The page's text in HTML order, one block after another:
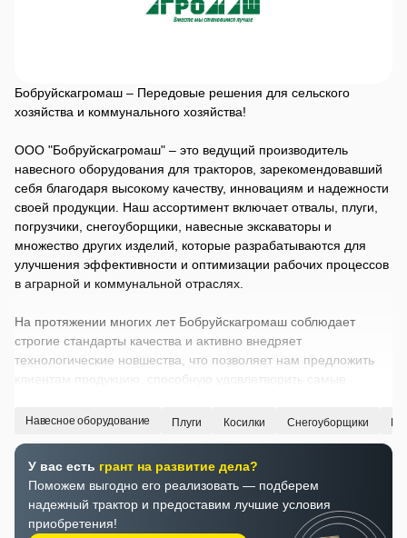
Бобруйскагромаш – Передовые решения для сельского
хозяйства и коммунального хозяйства!
ООО "Бобруйскагромаш" – это ведущий производитель
навесного оборудования для тракторов, зарекомендовавший
себя благодаря высокому качеству, инновациям и надежности
своей продукции. Наш ассортимент включает отвалы, плуги,
погрузчики, снегоуборщики, навесные экскаваторы и
множество других изделий, которые разрабатываются для
улучшения эффективности и оптимизации рабочих процессов
в аграрной и коммунальной отраслях.
На протяжении многих лет Бобруйскагромаш соблюдает
строгие стандарты качества и активно внедряет
технологические новшества, что позволяет нам предложить
клиентам продукцию, способную удовлетворить самые
компоненты и современные материалы, мы гарантируем
условиях.
Профессионализм и клиентоориентированность – вот чего мы
придерживаемся в Бобруйскагромаш. Мы предлагаем
индивидуальный подход к каждому клиенту, начиная от
Навесное оборудование Плуги Косилки Снегоуборщики
У вас есть грант на развитие дела?
Поможем выгодно его реализовать — подберем
надежный трактор и предоставим лучшие условия
приобретения!